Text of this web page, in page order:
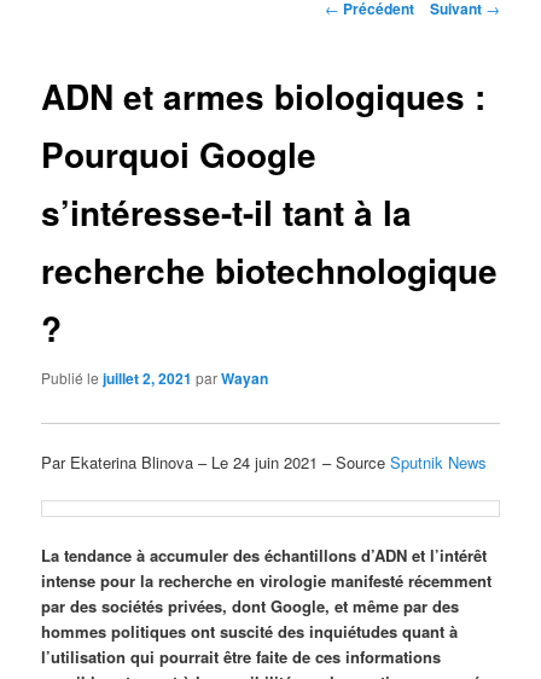
Navigation
← Précédent Suivant →
ADN et armes biologiques :
Pourquoi Google
s’intéresse-t-il tant à la
recherche biotechnologique
?
Publié lejuillet 2, 2021 parWayan
Par Ekaterina Blinova – Le 24 juin 2021 – SourceSputnik News
La tendance à accumuler des échantillons d’ADN et l’intérêt
intense pour la recherche en virologie manifesté récemment
par des sociétés privées, dont Google, et même par des
hommes politiques ont suscité des inquiétudes quant à
l’utilisation qui pourrait être faite de ces informations